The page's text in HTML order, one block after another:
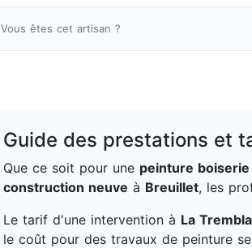
Vous êtes cet artisan ?
Guide des prestations et
Que ce soit pour une peinture boiserie
construction neuve à Breuillet, les
Le tarif d'une intervention à La
le coût pour des travaux de peinture